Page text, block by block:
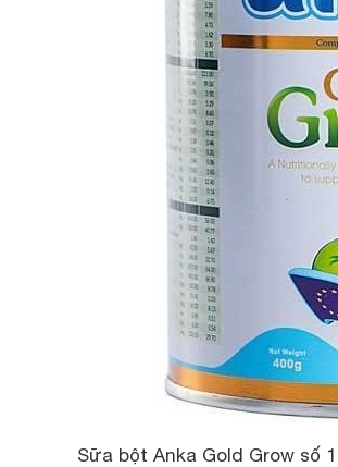
Sữa bột Anka Gold Grow số 1